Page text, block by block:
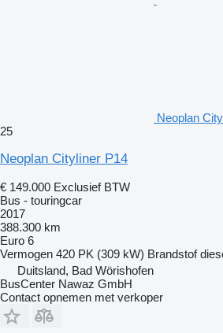
Neoplan
25
Neoplan Cityliner P14
€ 149.000 Exclusief BTW
Bus - touringcar
2017
388.300 km
Euro 6
Vermogen 420 PK (309 kW) Brandstof
Duitsland, Bad Wörishofen
BusCenter Nawaz GmbH
Contact opnemen met verkoper